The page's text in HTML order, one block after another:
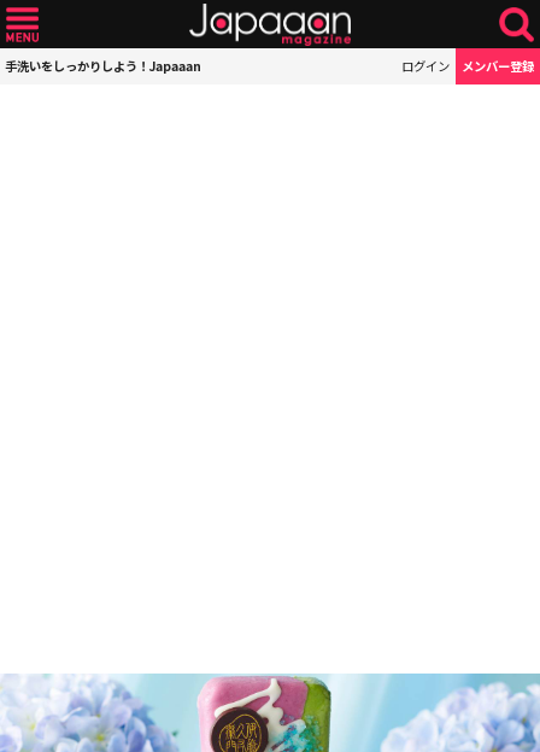
手洗いをしっかりしよう！Japaaan ログイン メンバー登録